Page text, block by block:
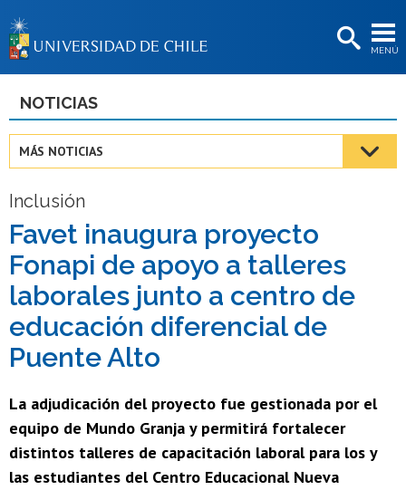
MENÚ
BIBLIOTECAS
Estudiantes
Funcionarias/os
Egresadas/os
NOTICIAS
MÁS NOTICIAS
Inclusión
Favet inaugura proyecto
Fonapi de apoyo a talleres
laborales junto a centro de
educación diferencial de
Puente Alto
La adjudicación del proyecto fue gestionada por el
equipo de Mundo Granja y permitirá fortalecer
distintos talleres de capacitación laboral para los y
las estudiantes del Centro Educacional Nueva